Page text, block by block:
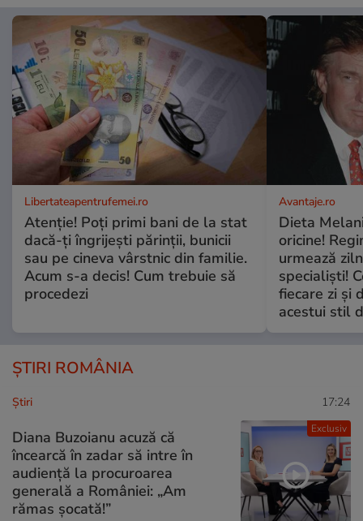
Libertateapentrufemei.ro
Atenție! Poți primi bani de la stat
dacă-ți îngrijești părinții, bunicii
sau pe cineva vârstnic din familie.
Acum s-a decis! Cum trebuie să
procedezi
Avantaje.ro
Dieta
oricine!
urmează
specialiști!
fiecare zi și
acestui stil
ȘTIRI ROMÂNIA
Exclusiv
Ştiri 17:24
Diana Buzoianu acuză că
încearcă în zadar să intre în
audiență la procuroarea
generală a României: „Am
rămas șocată!”